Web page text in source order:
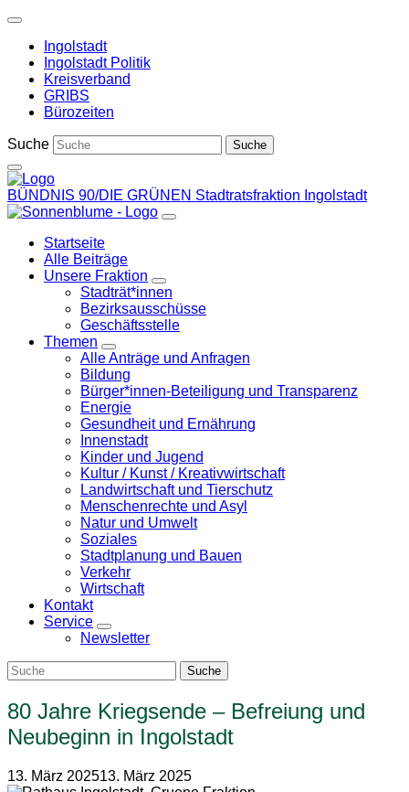
Weiter
Inhalt
Ingolstadt
Ingolstadt Politik
Kreisverband
GRIBS
Bürozeiten
Suche
BÜNDNIS 90/DIE GRÜNEN Stadtratsfraktion Ingolstadt
Startseite
Alle Beiträge
Unsere Fraktion
Zeige
Untermenü
Stadträt*innen
Bezirksausschüsse
Geschäftsstelle
Themen
Zeige
Untermenü
Alle Anträge und Anfragen
Bildung
Bürger*innen-Beteiligung und Transparenz
Energie
Gesundheit und Ernährung
Innenstadt
Kinder und Jugend
Kultur / Kunst / Kreativwirtschaft
Landwirtschaft und Tierschutz
Menschenrechte und Asyl
Natur und Umwelt
Soziales
Stadtplanung und Bauen
Verkehr
Wirtschaft
Kontakt
Service
Zeige
Untermenü
Newsletter
80 Jahre Kriegsende – Befreiung und
Neubeginn in Ingolstadt
13. März 202513. März 2025